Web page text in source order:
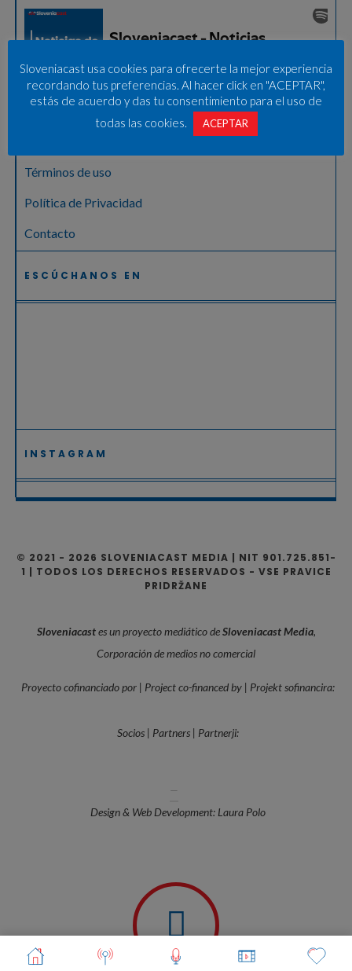
Sobre nosotros
Términos de uso
Política de Privacidad
Contacto
ESCÚCHANOS EN
INSTAGRAM
© 2021 - 2026 SLOVENIACAST MEDIA | NIT 901.725.851-
1 | TODOS LOS DERECHOS RESERVADOS - VSE PRAVICE
PRIDRŽANE
Sloveniacastes un proyecto mediático deSloveniacast Media,
Corporación de medios no comercial
Proyecto cofinanciado por | Project co-financed by | Projekt sofinancira:
Socios | Partners | Partnerji:
—
Design & Web Development: Laura Polo
Sloveniacast usa cookies para ofrecerte la mejor experiencia
recordando tus preferencias. Al hacer click en "ACEPTAR",
estás de acuerdo y das tu consentimiento para el uso de
todas las cookies.
ACEPTAR